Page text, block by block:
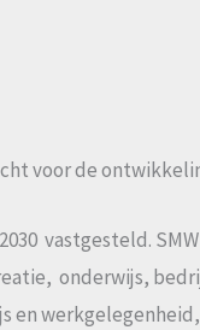
voor de
vastgesteld.
onderwijs,
en